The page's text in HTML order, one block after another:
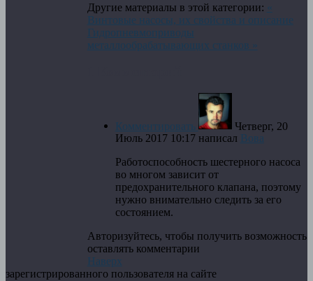
Другие материалы в этой категории: «
Винтовые насосы, их свойства и описание
Гидропневмоприводы
металлообрабатывающих станков »
Комментировать
Четверг, 20
Июль 2017 10:17 написал
Вова
Работоспособность шестерного насоса
во многом зависит от
предохранительного клапана, поэтому
нужно внимательно следить за его
состоянием.
Авторизуйтесь, чтобы получить возможность
оставлять комментарии
Наверх
зарегистрированного пользователя на сайте